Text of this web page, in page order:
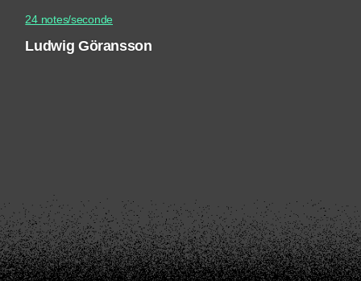
24 notes/seconde
Ludwig Göransson